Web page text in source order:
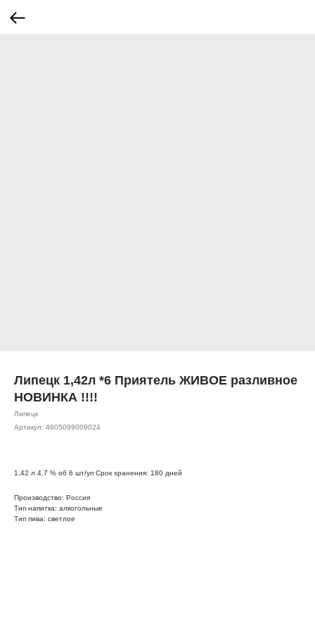
Липецк 1,42л *6 Приятель ЖИВОЕ разливное
НОВИНКА !!!!
Липецк
Артикул: 4605099009024
1,42 л 4,7 % об 6 шт/уп Срок хранения: 180 дней
Производство: Россия
Тип напитка: алкогольные
Тип пива: светлое